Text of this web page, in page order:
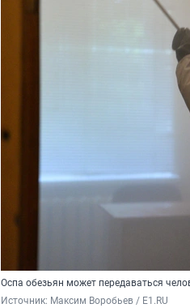
Оспа обезьян может передаваться
Источник: Максим Воробьев / E1.RU